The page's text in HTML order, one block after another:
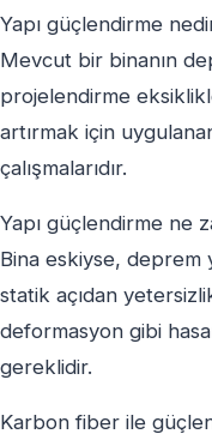
Yapı güçlendirme
Mevcut bir binanın
projelendirme
artırmak için
çalışmalarıdır.
Yapı güçlendirme ne
Bina eskiyse, deprem
statik açıdan
deformasyon gibi
gereklidir.
Karbon fiber ile